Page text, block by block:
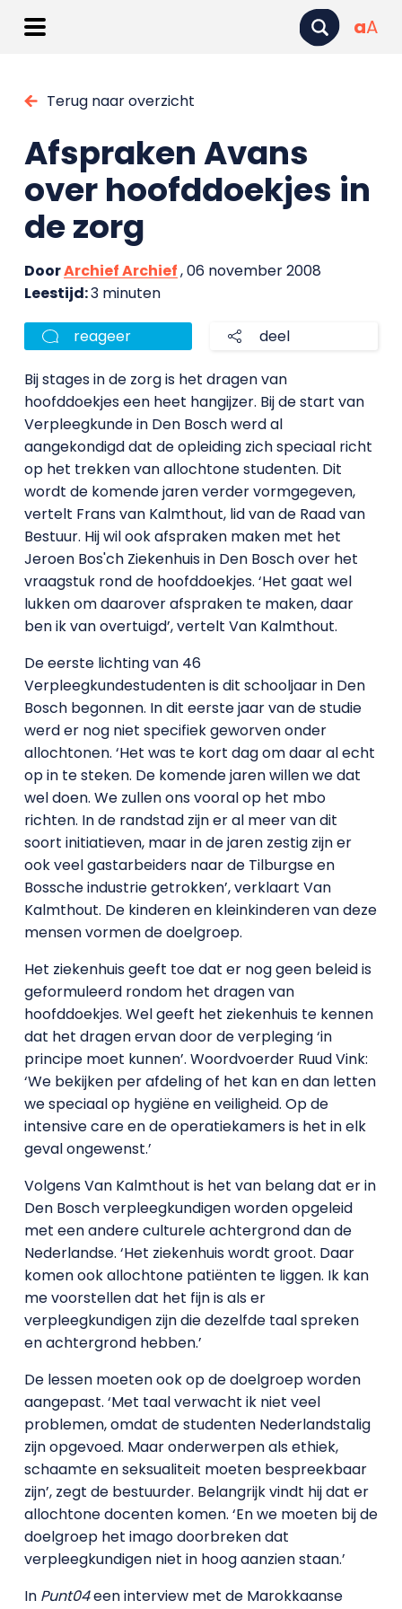
aA
Terug naar overzicht
Afspraken Avans
over hoofddoekjes in
de zorg
DoorArchief Archief, 06 november 2008
Leestijd:3 minuten
reageer deel
Bij stages in de zorg is het dragen van
hoofddoekjes een heet hangijzer. Bij de start van
Verpleegkunde in Den Bosch werd al
aangekondigd dat de opleiding zich speciaal richt
op het trekken van allochtone studenten. Dit
wordt de komende jaren verder vormgegeven,
vertelt Frans van Kalmthout, lid van de Raad van
Bestuur. Hij wil ook afspraken maken met het
Jeroen Bos'ch Ziekenhuis in Den Bosch over het
vraagstuk rond de hoofddoekjes. ‘Het gaat wel
lukken om daarover afspraken te maken, daar
ben ik van overtuigd’, vertelt Van Kalmthout.
De eerste lichting van 46
Verpleegkundestudenten is dit schooljaar in Den
Bosch begonnen. In dit eerste jaar van de studie
werd er nog niet specifiek geworven onder
allochtonen. ‘Het was te kort dag om daar al echt
op in te steken. De komende jaren willen we dat
wel doen. We zullen ons vooral op het mbo
richten. In de randstad zijn er al meer van dit
soort initiatieven, maar in de jaren zestig zijn er
ook veel gastarbeiders naar de Tilburgse en
Bossche industrie getrokken’, verklaart Van
Kalmthout. De kinderen en kleinkinderen van deze
mensen vormen de doelgroep.
Het ziekenhuis geeft toe dat er nog geen beleid is
geformuleerd rondom het dragen van
hoofddoekjes. Wel geeft het ziekenhuis te kennen
dat het dragen ervan door de verpleging ‘in
principe moet kunnen’. Woordvoerder Ruud Vink:
‘We bekijken per afdeling of het kan en dan letten
we speciaal op hygiëne en veiligheid. Op de
intensive care en de operatiekamers is het in elk
geval ongewenst.’
Volgens Van Kalmthout is het van belang dat er in
Den Bosch verpleegkundigen worden opgeleid
met een andere culturele achtergrond dan de
Nederlandse. ‘Het ziekenhuis wordt groot. Daar
komen ook allochtone patiënten te liggen. Ik kan
me voorstellen dat het fijn is als er
verpleegkundigen zijn die dezelfde taal spreken
en achtergrond hebben.’
De lessen moeten ook op de doelgroep worden
aangepast. ‘Met taal verwacht ik niet veel
problemen, omdat de studenten Nederlandstalig
zijn opgevoed. Maar onderwerpen als ethiek,
schaamte en seksualiteit moeten bespreekbaar
zijn’, zegt de bestuurder. Belangrijk vindt hij dat er
allochtone docenten komen. ‘En we moeten bij de
doelgroep het imago doorbreken dat
verpleegkundigen niet in hoog aanzien staan.’
In Punt04een interview met de Marokkaanse